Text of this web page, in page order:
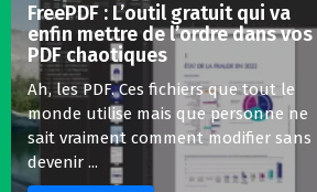
FreePDF : L’outil gratuit qui va
enfin mettre de l’ordre dans vos
PDF chaotiques
Ah, les PDF. Ces fichiers que tout le
monde utilise mais que personne ne
sait vraiment comment modifier sans
devenir ...